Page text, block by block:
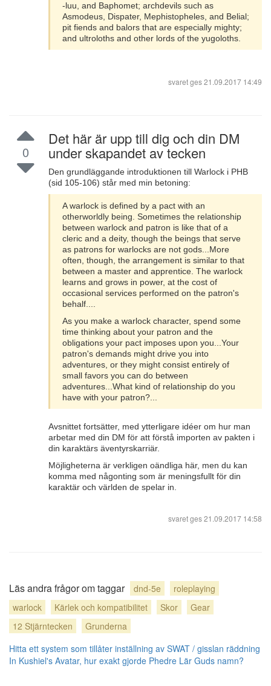
‑luu, and Baphomet; archdevils such as
Asmodeus, Dispater, Mephistopheles, and Belial;
pit fiends and balors that are especially mighty;
and ultroloths and other lords of the yugoloths.
svaret ges21.09.2017 14:49
0
Det här är upp till dig och din DM
under skapandet av tecken
Den grundläggande introduktionen till Warlock i PHB
(sid 105-106) står med min betoning:
A warlock is defined by a pact with an
otherworldly being. Sometimes the relationship
between warlock and patron is like that of a
cleric and a deity, though the beings that serve
as patrons for warlocks are not gods...More
often, though, the arrangement is similar to that
between a master and apprentice. The warlock
learns and grows in power, at the cost of
occasional services performed on the patron's
behalf....
As you make a warlock character, spend some
time thinking about your patron and the
obligations your pact imposes upon you...Your
patron's demands might drive you into
adventures, or they might consist entirely of
small favors you can do between
adventures...What kind of relationship do you
have with your patron?...
Avsnittet fortsätter, med ytterligare idéer om hur man
arbetar med din DM för att förstå importen av pakten i
din karaktärs äventyrskarriär.
Möjligheterna är verkligen oändliga här, men du kan
komma med någonting som är meningsfullt för din
karaktär och världen de spelar in.
svaret ges21.09.2017 14:58
Läs andra frågor om taggar dnd-5e
roleplaying
warlock
Kärlek och kompatibilitet Skor
Gear
12 Stjärntecken
Grunderna
Hitta ett system som tillåter inställning av SWAT / gisslan räddning
In Kushiel's Avatar, hur exakt gjorde Phedre Lär Guds namn?